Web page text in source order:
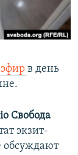
в день
Свобода
экзит-
обсуждают